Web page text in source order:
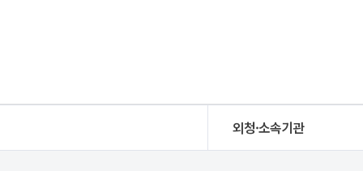
외청·소속기관